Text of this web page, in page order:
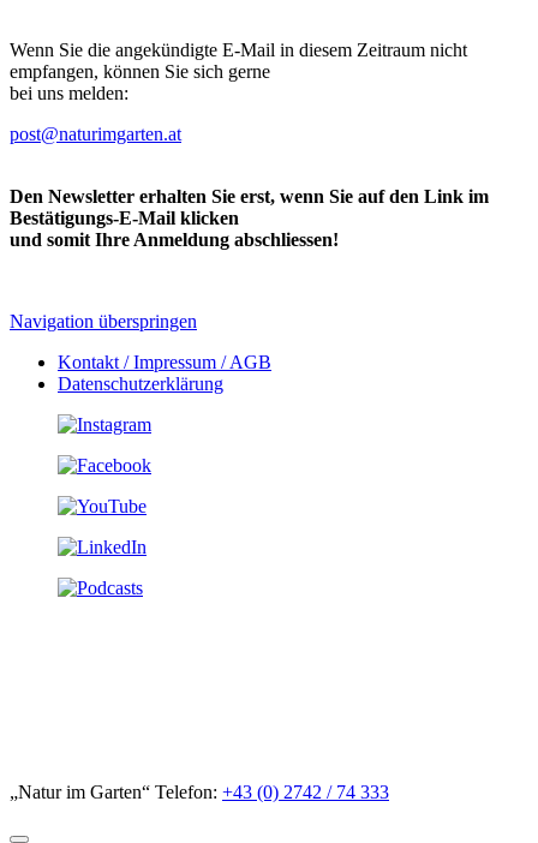
Wenn Sie die angekündigte E-Mail in diesem Zeitraum nicht
empfangen, können Sie sich gerne
bei uns melden:
post@naturimgarten.at
Den Newsletter erhalten Sie erst, wenn Sie auf den Link im
Bestätigungs-E-Mail klicken
und somit Ihre Anmeldung abschliessen!
Navigation überspringen
Kontakt / Impressum / AGB
Datenschutzerklärung
„Natur im Garten“ Telefon: +43 (0) 2742 / 74 333